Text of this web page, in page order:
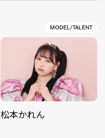
MODEL/TALENT
松本かれん